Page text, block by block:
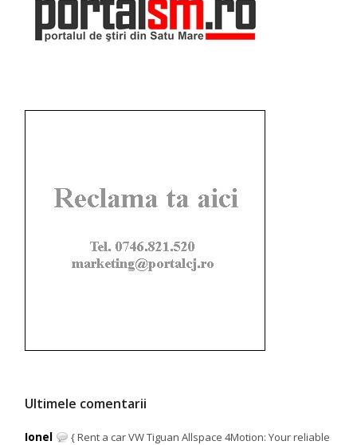
Ultimele comentarii
Ionel
{ Rent a car VW Tiguan Allspace 4Motion: Your reliable